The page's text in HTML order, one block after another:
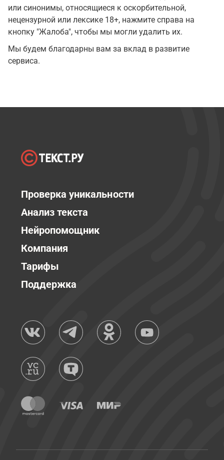
или синонимы, относящиеся к оскорбительной,
нецензурной или лексике 18+, нажмите справа на
кнопку "Жалоба", чтобы мы могли удалить их.
Мы будем благодарны вам за вклад в развитие
сервиса.
Проверка уникальности
Анализ текста
Нейропомощник
Компания
Тарифы
Поддержка